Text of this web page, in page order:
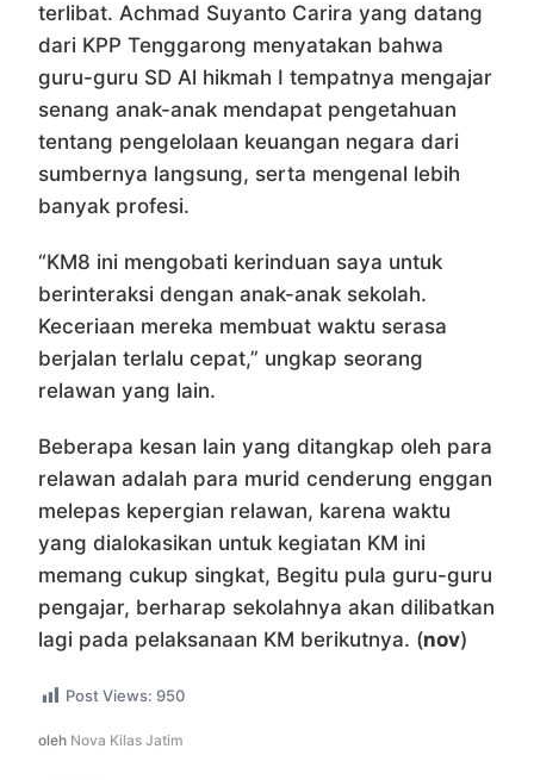
terlibat. Achmad Suyanto Carira yang datang
dari KPP Tenggarong menyatakan bahwa
guru-guru SD Al hikmah I tempatnya mengajar
senang anak-anak mendapat pengetahuan
tentang pengelolaan keuangan negara dari
sumbernya langsung, serta mengenal lebih
banyak profesi.
“KM8 ini mengobati kerinduan saya untuk
berinteraksi dengan anak-anak sekolah.
Keceriaan mereka membuat waktu serasa
berjalan terlalu cepat,” ungkap seorang
relawan yang lain.
Beberapa kesan lain yang ditangkap oleh para
relawan adalah para murid cenderung enggan
melepas kepergian relawan, karena waktu
yang dialokasikan untuk kegiatan KM ini
memang cukup singkat, Begitu pula guru-guru
pengajar, berharap sekolahnya akan dilibatkan
lagi pada pelaksanaan KM berikutnya. (nov)
Post Views: 950
oleh Nova Kilas Jatim